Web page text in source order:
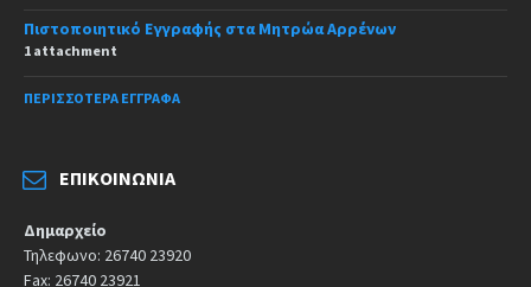
Πιστοποιητικό Εγγραφής στα Μητρώα Αρρένων
1 attachment
ΠΕΡΙΣΣΌΤΕΡΑ ΈΓΓΡΑΦΑ
ΕΠΙΚΟΙΝΩΝΊΑ
Δημαρχείο
Τηλεφωνο: 26740 23920
Fax: 26740 23921